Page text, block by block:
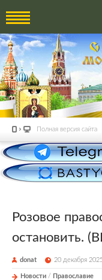
Полная версия сайта
Розовое
остановить.
donat 20 декабря
Новости / Православие